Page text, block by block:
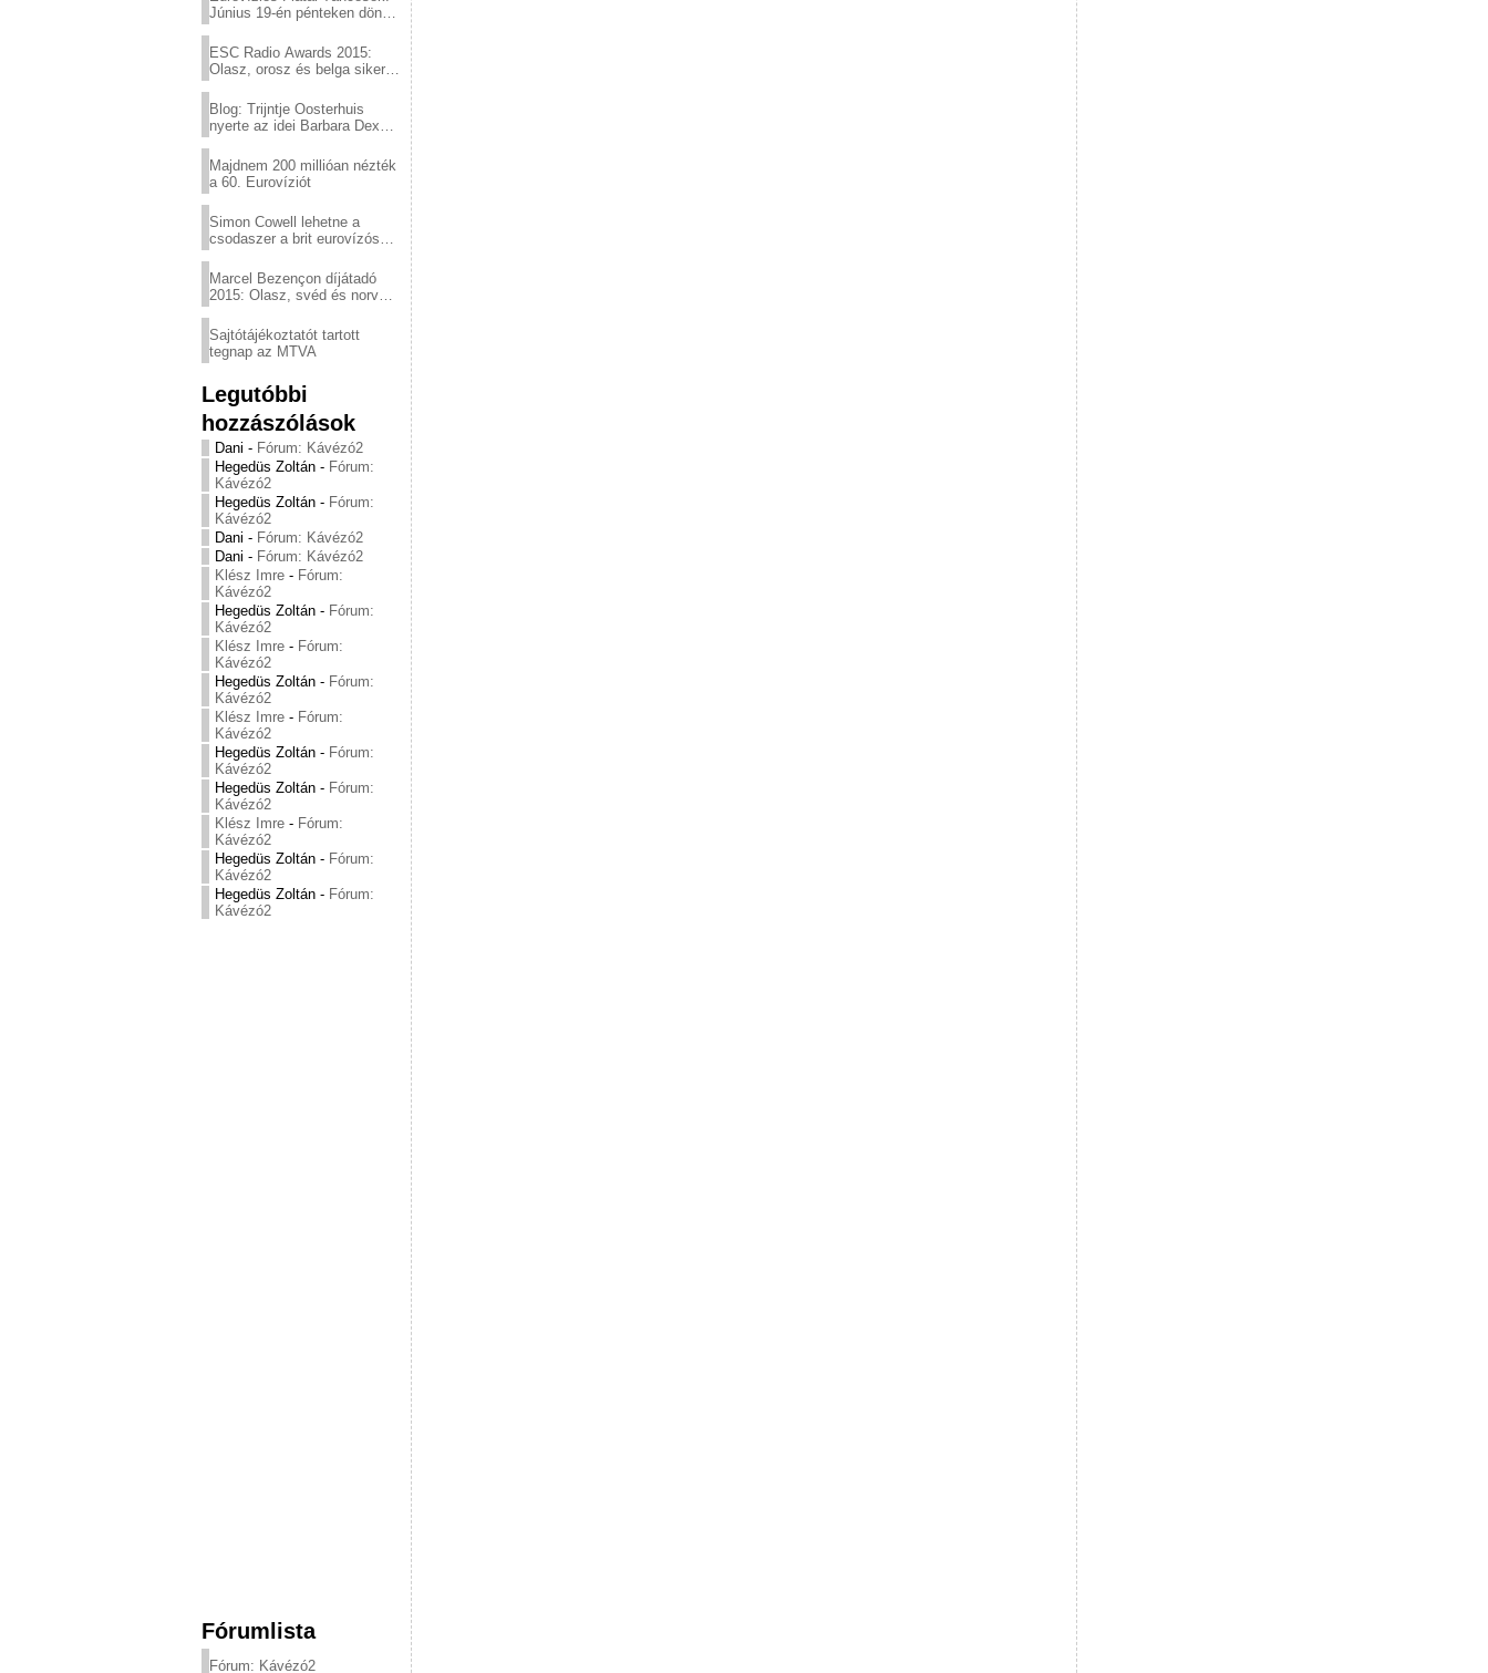
Június 19-én pénteken döntő
ESC Radio Awards 2015:
Olasz, orosz és belga siker,
Blog: Trijntje Oosterhuis
nyerte az idei Barbara Dex
Majdnem 200 millióan nézték
a 60. Eurovíziót
Simon Cowell lehetne a
csodaszer a brit eurovízós
Marcel Bezençon díjátadó
2015: Olasz, svéd és norvég
Sajtótájékoztatót tartott
tegnap az MTVA
Legutóbbi
hozzászólások
Dani - Fórum: Kávézó2
Hegedüs Zoltán - Fórum:
Kávézó2
Hegedüs Zoltán - Fórum:
Kávézó2
Dani - Fórum: Kávézó2
Dani - Fórum: Kávézó2
Klész Imre - Fórum:
Kávézó2
Hegedüs Zoltán - Fórum:
Kávézó2
Klész Imre - Fórum:
Kávézó2
Hegedüs Zoltán - Fórum:
Kávézó2
Klész Imre - Fórum:
Kávézó2
Hegedüs Zoltán - Fórum:
Kávézó2
Hegedüs Zoltán - Fórum:
Kávézó2
Klész Imre - Fórum:
Kávézó2
Hegedüs Zoltán - Fórum:
Kávézó2
Hegedüs Zoltán - Fórum:
Kávézó2
Fórumlista
Fórum: Kávézó2